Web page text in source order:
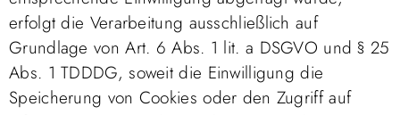
erfolgt die Verarbeitung ausschließlich auf
Grundlage von Art. 6 Abs. 1 lit. a DSGVO und § 25
Abs. 1 TDDDG, soweit die Einwilligung die
Speicherung von Cookies oder den Zugriff auf